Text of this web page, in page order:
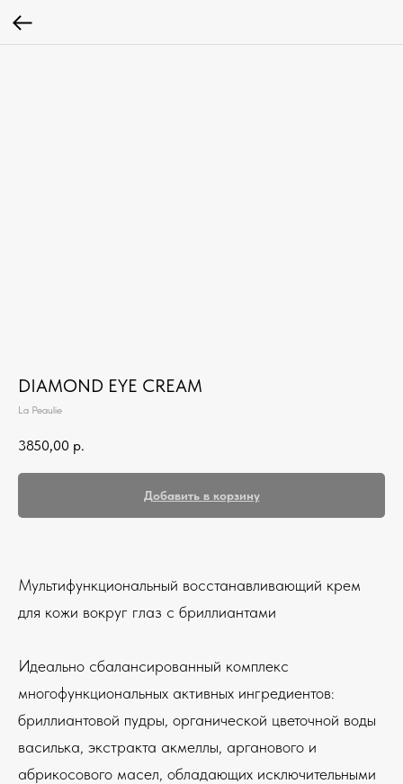
DIAMOND EYE CREAM
La Peaulie
3850,00 р.
Добавить в корзину
Мультифункциональный восстанавливающий крем
для кожи вокруг глаз с бриллиантами
Идеально сбалансированный комплекс
многофункциональных активных ингредиентов:
бриллиантовой пудры, органической цветочной воды
василька, экстракта акмеллы, арганового и
абрикосового масел, обладающих исключительными